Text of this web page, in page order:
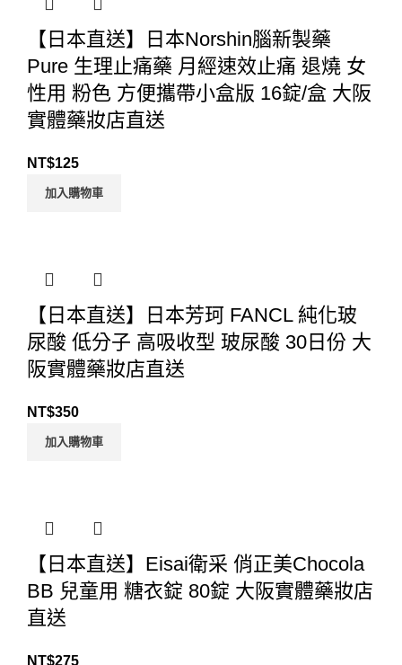
【日本直送】日本Norshin腦新製藥
Pure 生理止痛藥 月經速效止痛 退燒 女
性用 粉色 方便攜帶小盒版 16錠/盒 大阪
實體藥妝店直送
NT$125
加入購物車
【日本直送】日本芳珂 FANCL 純化玻
尿酸 低分子 高吸收型 玻尿酸 30日份 大
阪實體藥妝店直送
NT$350
加入購物車
【日本直送】Eisai衛采 俏正美Chocola
BB 兒童用 糖衣錠 80錠 大阪實體藥妝店
直送
NT$275